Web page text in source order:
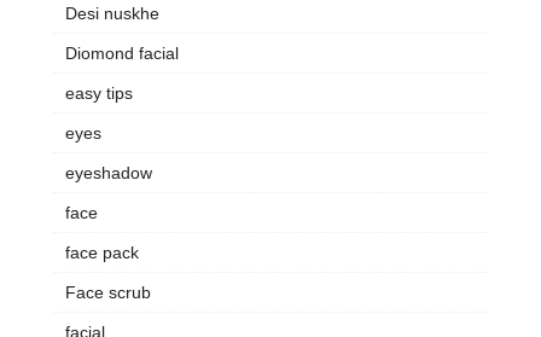
Desi nuskhe
Diomond facial
easy tips
eyes
eyeshadow
face
face pack
Face scrub
facial